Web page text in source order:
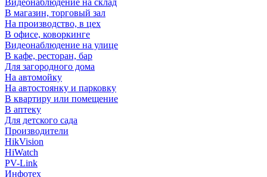
Видеонаблюдение на склад
В магазин, торговый зал
На производство, в цех
В офисе, коворкинге
Видеонаблюдение на улице
В кафе, ресторан, бар
Для загородного дома
На автомойку
На автостоянку и парковку
В квартиру или помещение
В аптеку
Для детского сада
Производители
HikVision
HiWatch
PV-Link
Инфотех